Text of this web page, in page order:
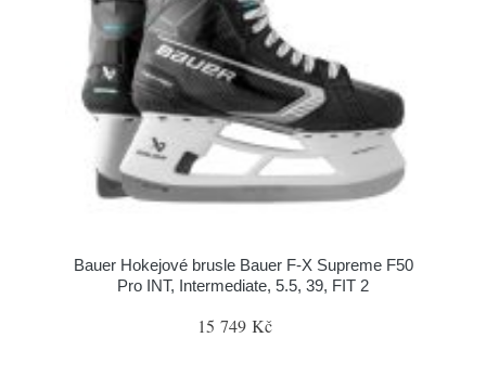
Bauer Hokejové brusle Bauer F-X Supreme F50
Pro INT, Intermediate, 5.5, 39, FIT 2
15 749 Kč